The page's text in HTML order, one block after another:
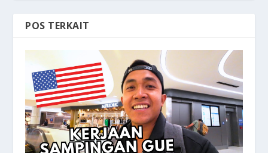
POS TERKAIT